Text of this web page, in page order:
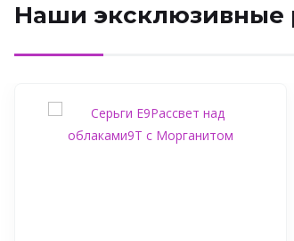
Наши эксклюзивные